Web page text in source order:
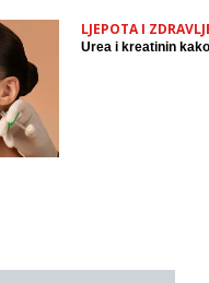
LJEPOTA I
Urea i kreatinin